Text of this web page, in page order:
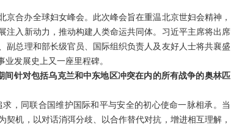
合办全球妇女峰会。此次峰会旨在重温北京世妇会精神，
注入新动力，推动构建人类命运共同体。习近平主席将出席
总理和部长级官员、国际组织负责人及友好人士将共襄盛
发展史上又一座里程碑。
针对包括乌克兰和中东地区冲突在内的所有战争的奥林匹
，同联合国维护国际和平与安全的初心使命一脉相承。当
机，以对话消弭分歧、以合作替代对抗，增进相互理解，